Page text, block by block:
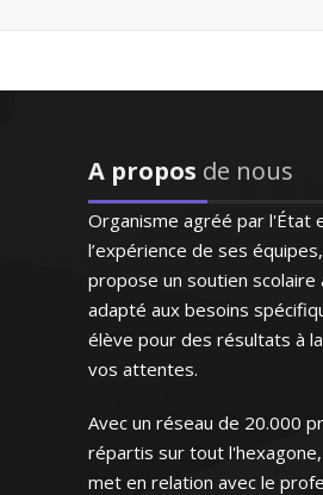
qualité
natale. Très
enseigner,
excellemment
Bref un
Monsieur
étudiant au
nombreux élèves en
Très ouvert, je
l’efficacité
humeur durant
Monsieur H.
Professeur de
A propos de nous
Organisme agréé par l'État
l’expérience de ses
propose un soutien scolaire
adapté aux besoins
élève pour des résultats à
vos attentes.
Avec un réseau de 20.000
répartis sur tout
met en relation avec le